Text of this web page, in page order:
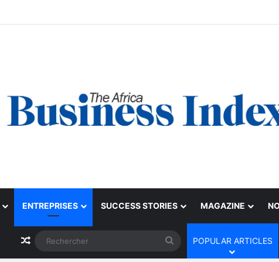
ENTREPRISES SUCCESS STORIES MAGAZINE
Article Aléatoire Rechercher
POPULAR ARTICLES